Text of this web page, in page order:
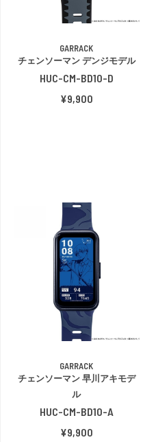
GARRACK
チェンソーマン デンジモデル
HUC-CM-BD10-D
¥9,900
GARRACK
チェンソーマン 早川アキモデ
ル
HUC-CM-BD10-A
¥9,900